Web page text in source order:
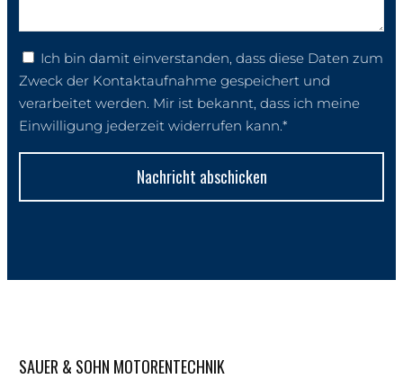
Ich bin damit einverstanden, dass diese Daten zum
Zweck der Kontaktaufnahme gespeichert und
verarbeitet werden. Mir ist bekannt, dass ich meine
Einwilligung jederzeit widerrufen kann.*
Nachricht abschicken
SAUER & SOHN MOTORENTECHNIK